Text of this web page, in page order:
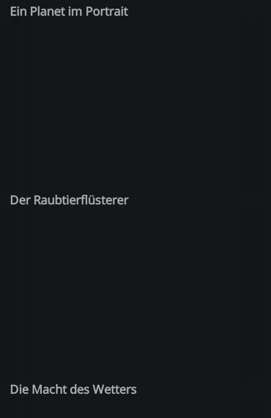
Ein Planet im Portrait
Der Raubtierflüsterer
Die Macht des Wetters